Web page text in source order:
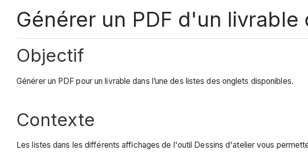
Générer un PDF d'un livrable
Objectif
Générer un PDF pour un livrable dans l’une des listes des onglets disponibles.
Contexte
Les listes dans les différents affichages de l'outil Dessins d'atelier vous